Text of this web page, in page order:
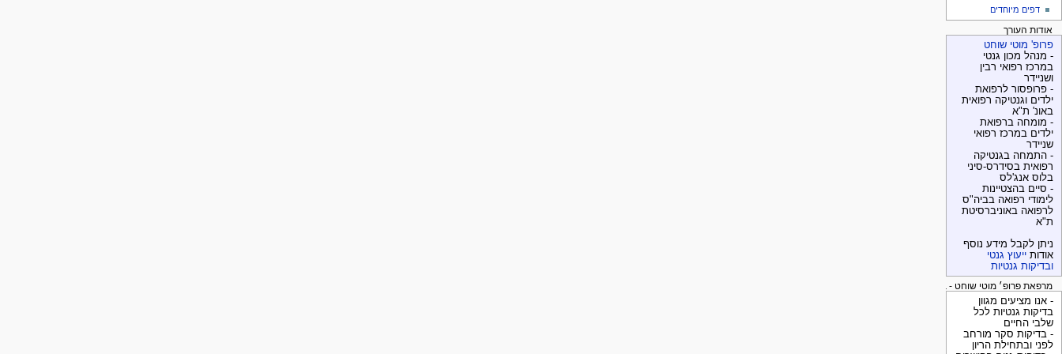
דפים מיוחדים
אודות העורך
פרופ' מוטי שוחט
- מנהל מכון גנטי
במרכז רפואי רבין
ושניידר
- פרופסור לרפואת
ילדים וגנטיקה רפואית
באונ' ת"א
- מומחה ברפואת
ילדים במרכז רפואי
שניידר
- התמחה בגנטיקה
רפואית בסידרס-סיני
בלוס אנג'לס
- סיים בהצטיינות
לימודי רפואה בביה"ס
לרפואה באוניברסיטת
ת"א
ניתן לקבל מידע נוסף
אודות ייעוץ גנטי
ובדיקות גנטיות
מרפאת פרופ׳ מוטי שוחט - בדיקות גנטיות
- אנו מציעים מגוון
בדיקות גנטיות לכל
שלבי החיים
- בדיקות סקר מורחב
לפני ובתחילת הריון